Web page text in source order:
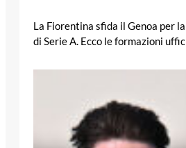
La Fiorentina sfida il Genoa per
di Serie A. Ecco le formazioni